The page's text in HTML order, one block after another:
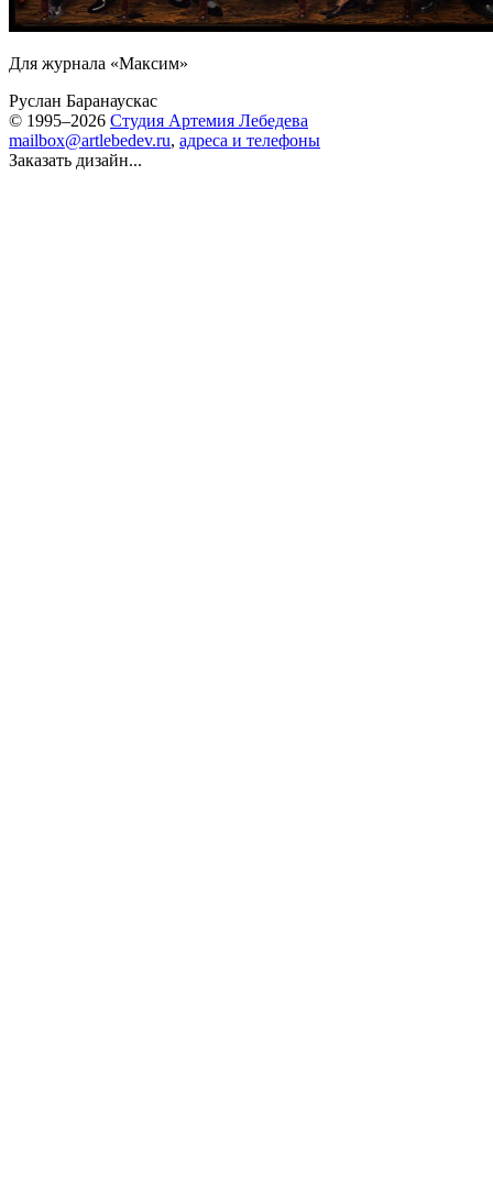
Для журнала «Максим»
Руслан Баранаускас
© 1995–2026 Студия Артемия Лебедева
mailbox@artlebedev.ru, адреса и телефоны
Заказать дизайн...